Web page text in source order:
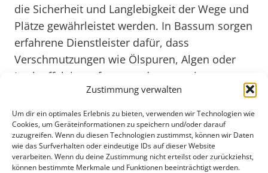
Zustimmung verwalten
Um dir ein optimales Erlebnis zu bieten, verwenden wir Technologien wie
Cookies, um Geräteinformationen zu speichern und/oder darauf
zuzugreifen. Wenn du diesen Technologien zustimmst, können wir Daten
wie das Surfverhalten oder eindeutige IDs auf dieser Website
verarbeiten. Wenn du deine Zustimmung nicht erteilst oder zurückziehst,
können bestimmte Merkmale und Funktionen beeinträchtigt werden.
die Sicherheit und Langlebigkeit der Wege und
Plätze gewährleistet werden. In Bassum sorgen
erfahrene Dienstleister dafür, dass
Verschmutzungen wie Ölspuren, Algen oder
Laub effektiv entfernt werden, um ein
gepflegtes und einladendes Umfeld zu
schaffen.
Die regelmäßige Pflasterreinigung in Bassum
trägt nicht nur zur Werterhaltung von